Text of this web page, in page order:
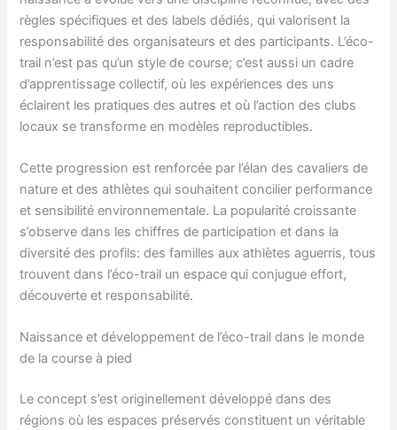
règles spécifiques et des labels dédiés, qui valorisent la
responsabilité des organisateurs et des participants. L’éco-
trail n’est pas qu’un style de course; c’est aussi un cadre
d’apprentissage collectif, où les expériences des uns
éclairent les pratiques des autres et où l’action des clubs
locaux se transforme en modèles reproductibles.
Cette progression est renforcée par l’élan des cavaliers de
nature et des athlètes qui souhaitent concilier performance
et sensibilité environnementale. La popularité croissante
s’observe dans les chiffres de participation et dans la
diversité des profils: des familles aux athlètes aguerris, tous
trouvent dans l’éco-trail un espace qui conjugue effort,
découverte et responsabilité.
Naissance et développement de l’éco-trail dans le monde
de la course à pied
Le concept s’est originellement développé dans des
régions où les espaces préservés constituent un véritable